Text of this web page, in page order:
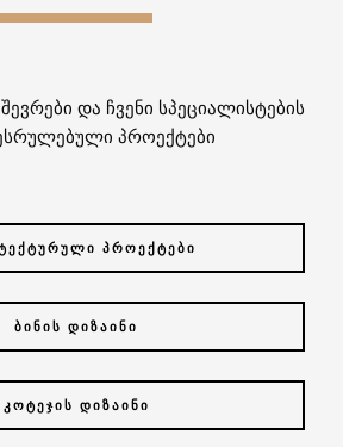
და ჩვენი სპეციალისტების
პროექტები
ᲞᲠᲝᲔᲥᲢᲔᲑᲘ
ᲑᲘᲜᲘᲡ ᲓᲘᲖᲐᲘᲜᲘ
ᲙᲝᲢᲔᲯᲘᲡ ᲓᲘᲖᲐᲘᲜᲘ